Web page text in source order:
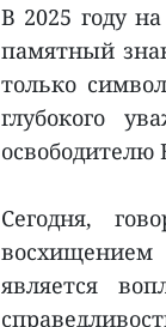
В 2025 году
памятный
только
глубокого
освободителю
Сегодня,
является